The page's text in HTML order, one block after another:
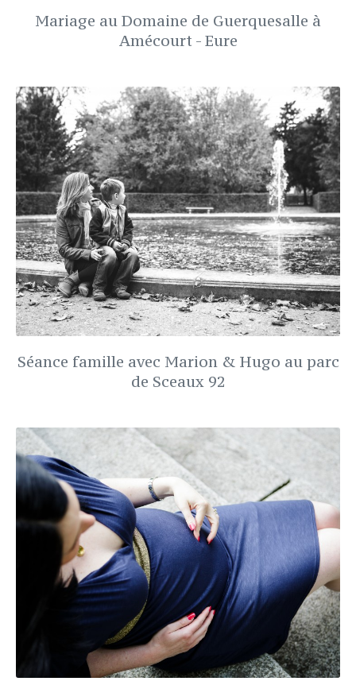
Mariage au Domaine de Guerquesalle à
Amécourt - Eure
Séance famille avec Marion & Hugo au parc
de Sceaux 92